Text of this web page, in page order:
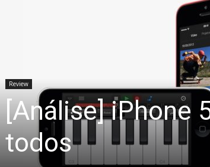
Review
[Análise] iPhone
todos